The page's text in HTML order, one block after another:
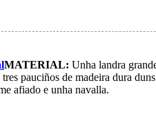
MATERIAL: Unha landra
pauciños de madeira dura
afiado e unha navalla.